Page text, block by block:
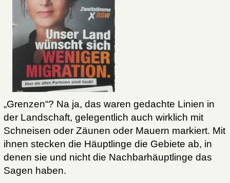
„Grenzen“? Na ja, das waren gedachte Linien in
der Landschaft, gelegentlich auch wirklich mit
Schneisen oder Zäunen oder Mauern markiert. Mit
ihnen stecken die Häuptlinge die Gebiete ab, in
denen sie und nicht die Nachbarhäuptlinge das
Sagen haben.